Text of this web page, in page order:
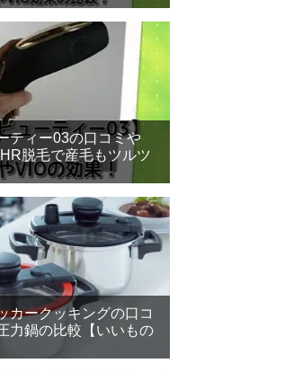
ティー03の口コミや
脱毛で産毛もツルツ
カークッキングの口コ
力鍋の比較【いいもの